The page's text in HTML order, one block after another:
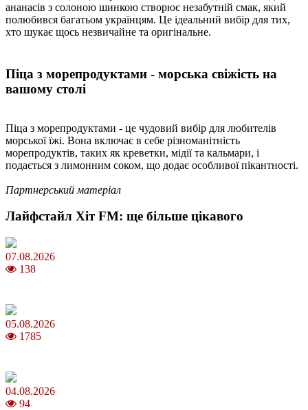
ананасів з солоною шинкою створює незабутній смак, який
полюбився багатьом українцям. Це ідеальний вибір для тих,
хто шукає щось незвичайне та оригінальне.
Піца з морепродуктами - морська свіжість на
вашому столі
Піца з морепродуктами - це чудовий вибір для любителів
морської їжі. Вона включає в себе різноманітність
морепродуктів, таких як креветки, мідії та кальмари, і
подається з лимонним соком, що додає особливої пікантності.
Партнерський матеріал
Лайфстайл Хіт FM: ще більше цікавого
07.08.2026
138
05.08.2026
1785
04.08.2026
94